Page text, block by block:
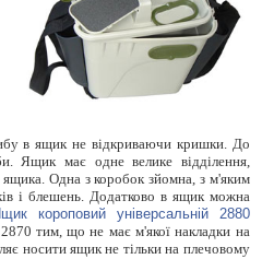
в ящик не відкриваючи кришки. До
Ящик має одне велике відділення,
Одна з коробок зйомна, з м'яким
і блешень. Додатково в ящик можна
короповий універсальній 2880
2870 тим, що не має м'якої накладки на
носити ящик не тільки на плечовому